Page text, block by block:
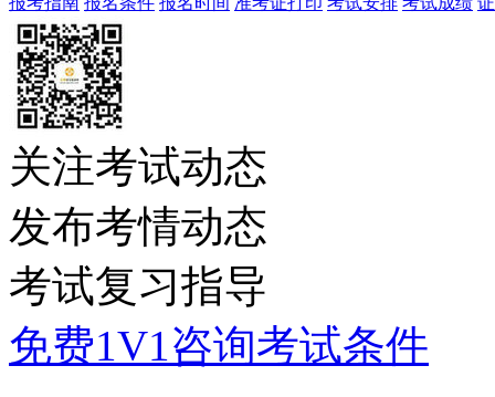
关注考试动态
发布考情动态
考试复习指导
免费1V1咨询考试条件